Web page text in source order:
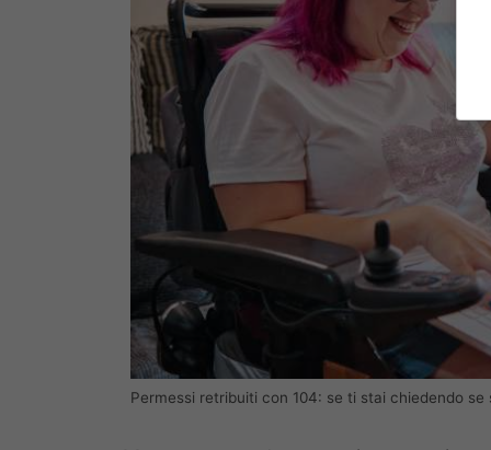
Permessi retribuiti con 104: se ti stai chiedendo